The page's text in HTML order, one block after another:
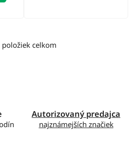
O
položiek celkom
Autorizovaný predajca
najznámejších značiek